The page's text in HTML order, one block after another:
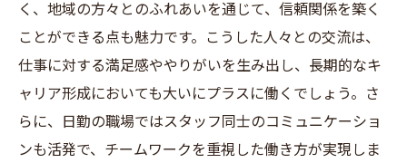
く、地域の方々とのふれあいを通じて、信頼関係を築く
ことができる点も魅力です。こうした人々との交流は、
仕事に対する満足感ややりがいを生み出し、長期的なキ
ャリア形成においても大いにプラスに働くでしょう。さ
らに、日勤の職場ではスタッフ同士のコミュニケーショ
ンも活発で、チームワークを重視した働き方が実現しま